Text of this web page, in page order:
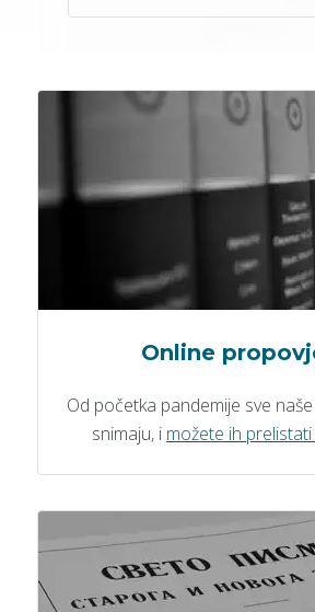
Online
Od početka pandemije sve
snimaju, i možete ih